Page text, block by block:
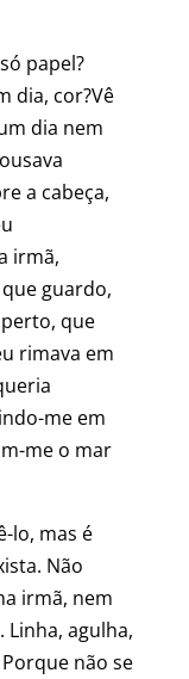
papel?
dia, cor?Vê
dia nem
a cabeça,
irmã,
guardo,
que
rimava em
me em
me o mar
lo, mas é
Não
irmã, nem
Linha, agulha,
não se